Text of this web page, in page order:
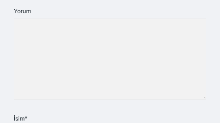
Yorum
İsim*